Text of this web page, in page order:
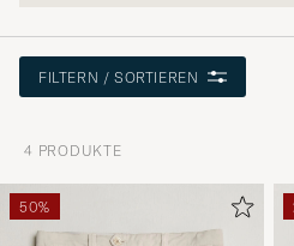
FILTERN / SORTIEREN
4 PRODUKTE
50%